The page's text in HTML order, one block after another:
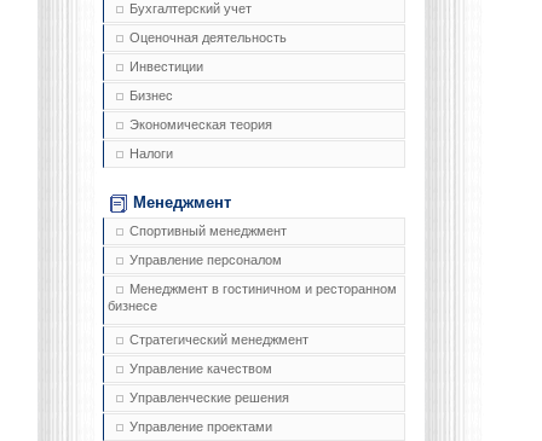
Бухгалтерский учет
Оценочная деятельность
Инвестиции
Бизнес
Экономическая теория
Налоги
Менеджмент
Спортивный менеджмент
Управление персоналом
Менеджмент в гостиничном и ресторанном
бизнесе
Стратегический менеджмент
Управление качеством
Управленческие решения
Управление проектами